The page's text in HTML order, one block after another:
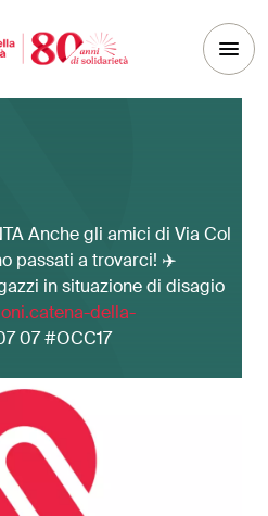
Anche gli amici di Via Col
passati a trovarci! ✈️
in situazione di disagio
della-
07 #OCC17